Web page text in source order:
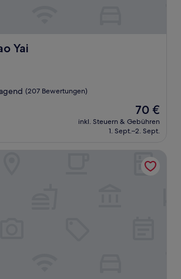
Yai
(207 Bewertungen)
Der
Preis
beträgt
70 €
inkl. Steuern & Gebühren
1. Sept.–2. Sept.